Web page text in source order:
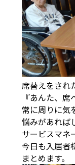
席替えをされ
『あんた、席
常に周りに気
悩みがあれば
サービスマネ
今日も入居者
まとめます。